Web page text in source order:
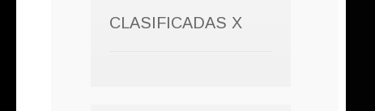
CLASIFICADAS X